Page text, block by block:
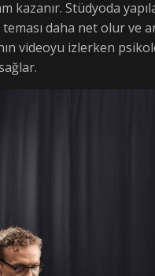
kazanır. Stüdyoda
daha net olur ve
videoyu izlerken